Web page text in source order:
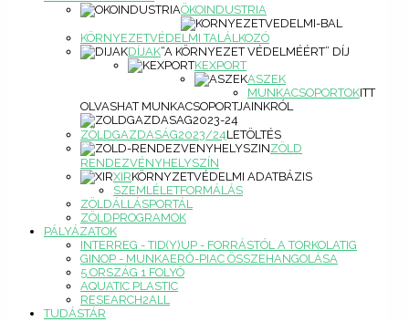
ÖKOINDUSTRIA
KÖRNYEZETVÉDELMI TALÁLKOZÓ
DÍJAK“A KÖRNYEZET VÉDELMÉÉRT” DÍJ
KEXPORT
ASZEK
MUNKACSOPORTOKITT
OLVASHAT MUNKACSOPORTJAINKRÓL
ZÖLDGAZDASÁG2023/24LETÖLTÉS
ZÖLD
RENDEZVÉNYHELYSZÍN
XIRKÖRNYZETVÉDELMI ADATBÁZIS
SZEMLÉLETFORMÁLÁS
ZÖLDÁLLÁSPORTÁL
ZÖLDPROGRAMOK
PÁLYÁZATOK
INTERREG - TID(Y)UP - FORRÁSTÓL A TORKOLATIG
GINOP - MUNKAERŐ-PIAC ÖSSZEHANGOLÁSA
5 ORSZÁG 1 FOLYÓ
AQUATIC PLASTIC
RESEARCH2ALL
TUDÁSTÁR